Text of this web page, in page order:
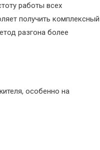
работы всех
получить комплексный
разгона более
особенно на